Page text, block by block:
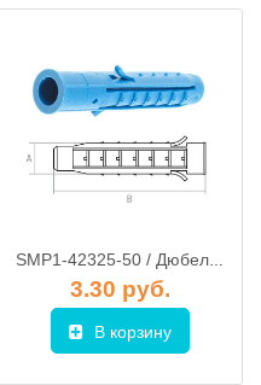
SMP1-42325-50 / Дюбель распорный 6х40 мм четырехсегментный (50 шт в пласт. конт.) STARFIX
3.30 руб.
В корзину